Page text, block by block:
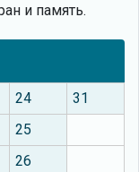
и память.
24
31
25
26